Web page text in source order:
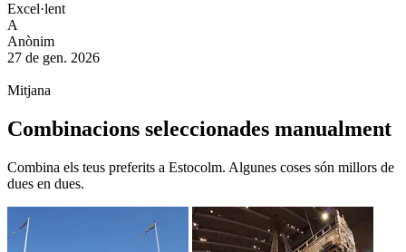
Excel·lent
A
Anònim
27 de gen. 2026
Mitjana
Combinacions seleccionades manualment
Combina els teus preferits a Estocolm. Algunes coses són millors de
dues en dues.